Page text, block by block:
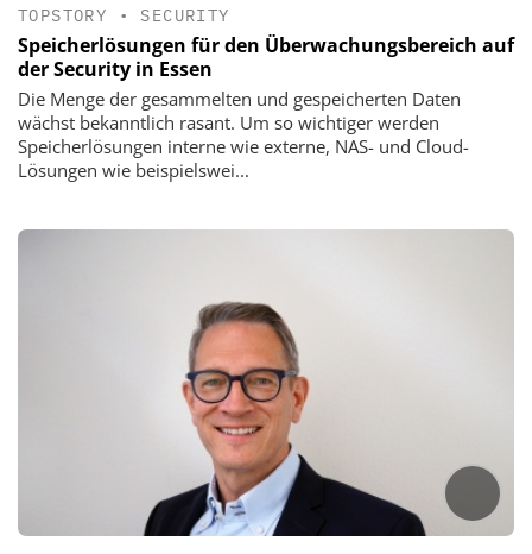
TOPSTORY • SECURITY
Speicherlösungen für den Überwachungsbereich auf
der Security in Essen
Die Menge der gesammelten und gespeicherten Daten
wächst bekanntlich rasant. Um so wichtiger werden
Speicherlösungen interne wie externe, NAS- und Cloud-
Lösungen wie beispielswei...